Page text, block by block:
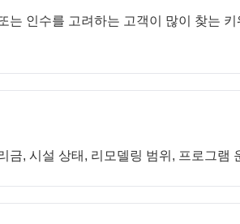
는 인수를 고려하는 고객이 많이 찾는
금, 시설 상태, 리모델링 범위, 프로그